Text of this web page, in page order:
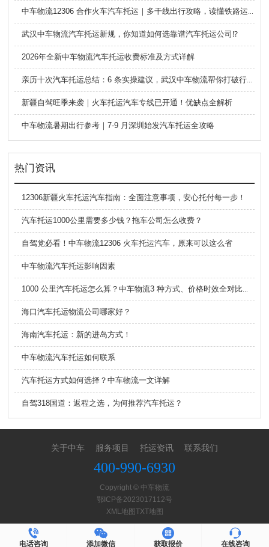
中车物流12306 合作火车汽车托运｜多干线出行攻略，读懂铁路运车的优势与避坑要点
武汉中车物流汽车托运新规，你知道如何选靠谱汽车托运公司⁉️
2026年全新中车物流汽车托运收费标准及方式详解
亲历十次汽车托运总结：6 条实操建议，武汉中车物流帮你打破行业信息差
新疆自驾旺季来袭｜火车托运汽车专线已开通！优缺点全解析
中车物流暑期出行参考｜7-9 月深圳始发汽车托运全攻略
热门资讯
12306新疆火车托运汽车指南：全面注意事项，安心托付每一步！
汽车托运1000公里需要多少钱？拖车公司怎么收费？
自驾党必看！中车物流12306 火车托运汽车，原来可以这么省
中车物流汽车托运影响因素
1000 公里汽车托运怎么算？中车物流3 种方式、价格时效全对比，看完不踩坑
海口汽车托运物流公司哪家好？
海南汽车托运：新的进岛方式！
中车物流汽车托运如何联系
汽车托运方式如何选择？中车物流一文详解
自驾318国道：返程之选，为何推荐汽车托运？
关于中车 服务项目 托运资讯 联系我们
400-990-6930
Copyright © 中车物流
鄂ICP备2023017112号
XML地图 TXT地图
电话咨询 添加微信 获取报价 在线咨询